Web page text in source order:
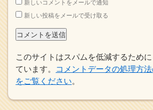
新しいコメントをメールで通知
新しい投稿をメールで受け取る
このサイトはスパムを低減するため
ています。
コメントデータの処理方
をご覧ください。